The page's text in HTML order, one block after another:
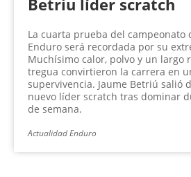
La cuarta prueba del campeonato
Enduro será recordada por su
Muchísimo calor, polvo y un largo
tregua convirtieron la carrera en
supervivencia. Jaume Betriú salió
nuevo líder scratch tras dominar
de semana.
Actualidad Enduro